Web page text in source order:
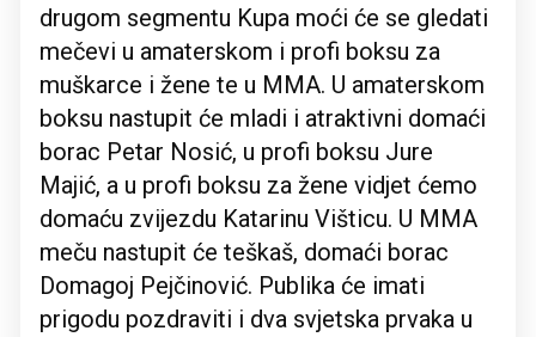
drugom segmentu Kupa moći će se gledati
mečevi u amaterskom i profi boksu za
muškarce i žene te u MMA. U amaterskom
boksu nastupit će mladi i atraktivni domaći
borac Petar Nosić, u profi boksu Jure
Majić, a u profi boksu za žene vidjet ćemo
domaću zvijezdu Katarinu Višticu. U MMA
meču nastupit će teškaš, domaći borac
Domagoj Pejčinović. Publika će imati
prigodu pozdraviti i dva svjetska prvaka u